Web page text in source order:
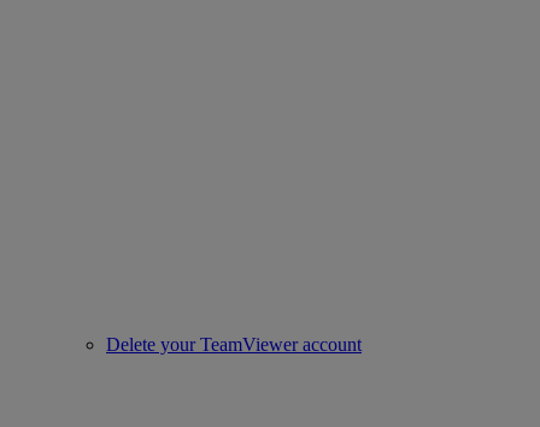
Delete your TeamViewer account